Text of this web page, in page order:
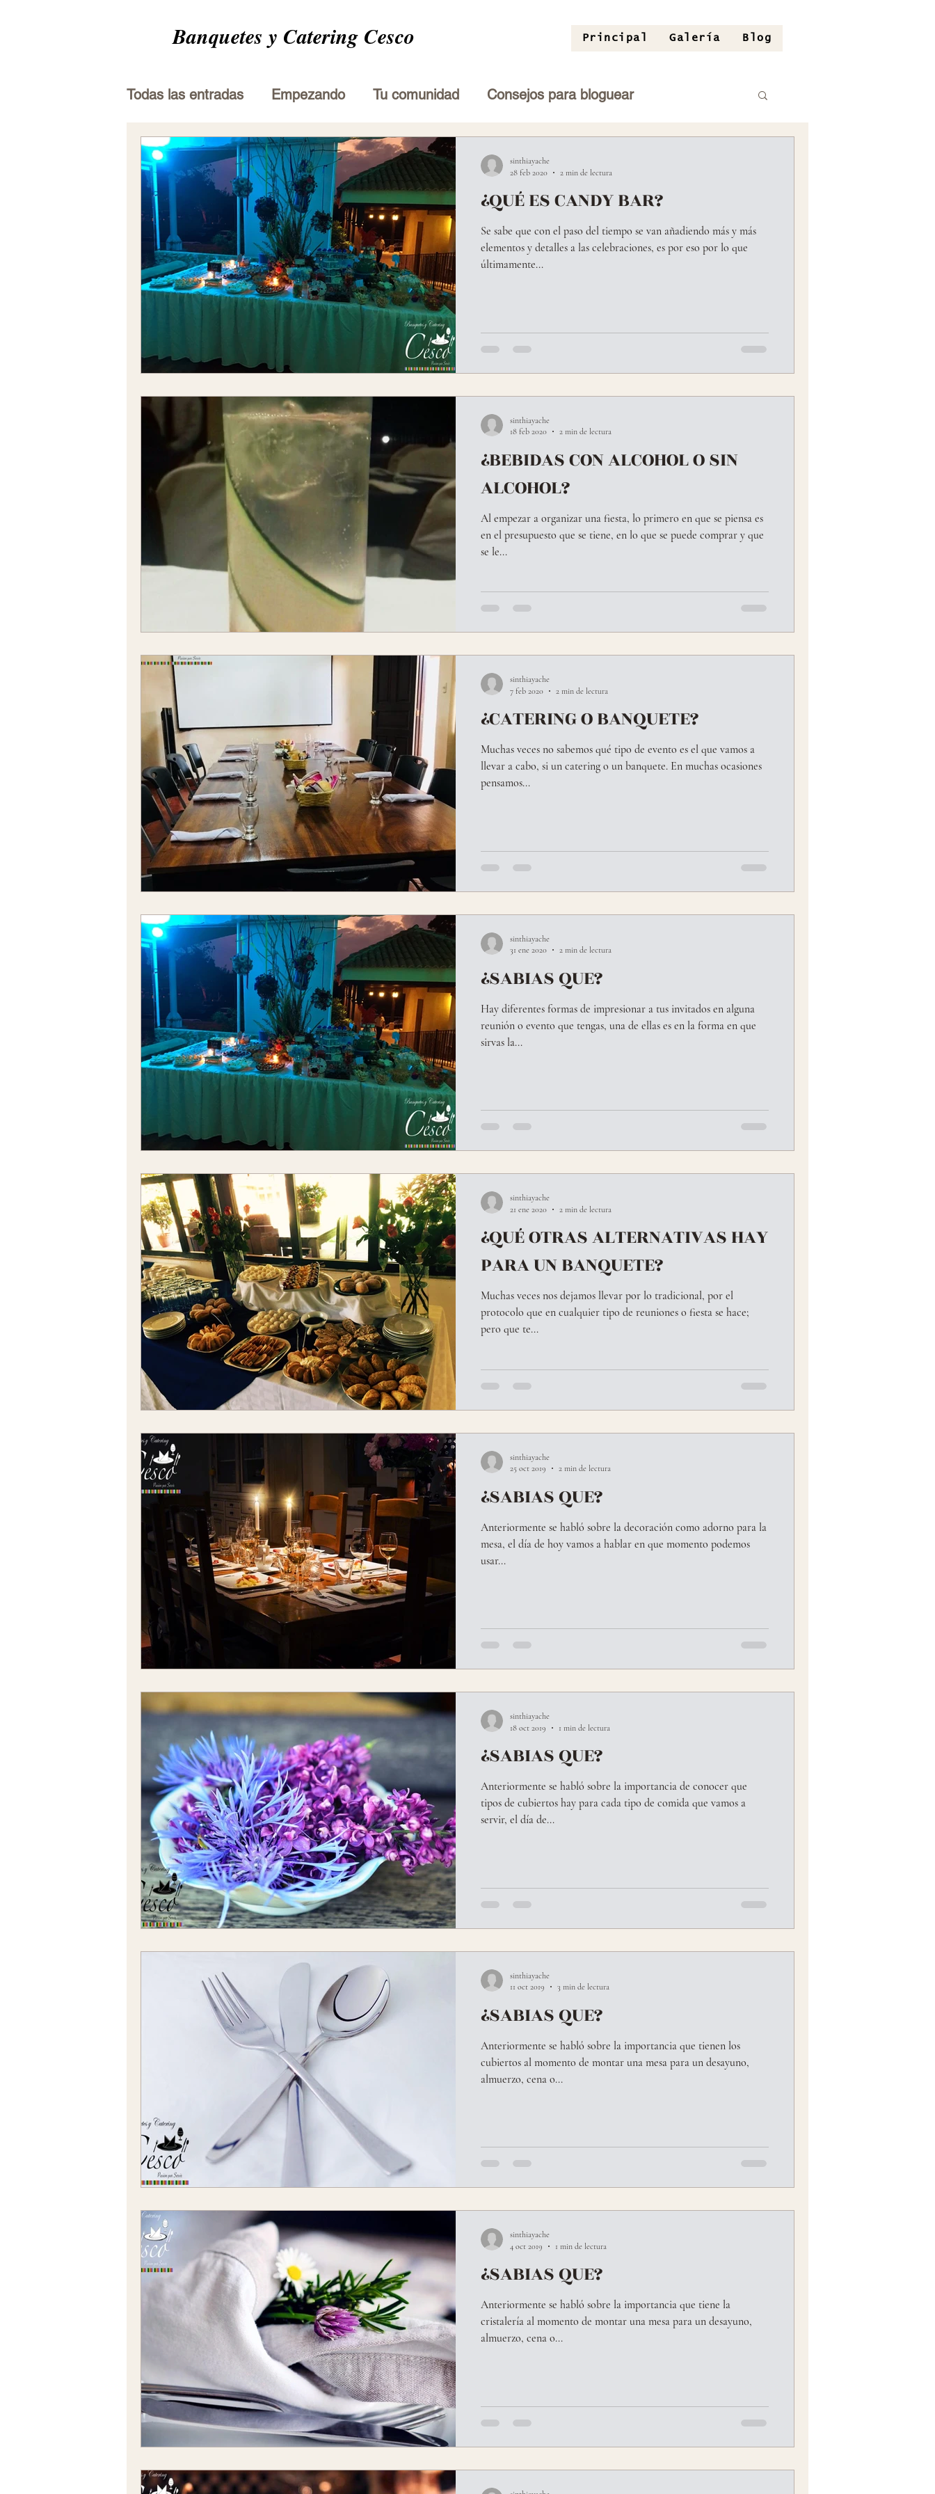
Banquetes y Catering Cesco Principal Galería Blog
Todas las entradas Empezando Tu comunidad Consejos para bloguear
¿QUÉ ES CANDY BAR?
Se sabe que con el paso del tiempo se van añadiendo más y más
elementos y detalles a las celebraciones, es por eso por lo que
últimamente...
sinthiayache
28 feb 2020
2 min de lectura
¿BEBIDAS CON ALCOHOL O SIN
ALCOHOL?
Al empezar a organizar una fiesta, lo primero en que se piensa es
en el presupuesto que se tiene, en lo que se puede comprar y que
se le...
sinthiayache
18 feb 2020
2 min de lectura
¿CATERING O BANQUETE?
Muchas veces no sabemos qué tipo de evento es el que vamos a
llevar a cabo, si un catering o un banquete. En muchas ocasiones
pensamos...
sinthiayache
7 feb 2020
2 min de lectura
¿SABIAS QUE?
Hay diferentes formas de impresionar a tus invitados en alguna
reunión o evento que tengas, una de ellas es en la forma en que
sirvas la...
sinthiayache
31 ene 2020
2 min de lectura
¿QUÉ OTRAS ALTERNATIVAS HAY
PARA UN BANQUETE?
Muchas veces nos dejamos llevar por lo tradicional, por el
protocolo que en cualquier tipo de reuniones o fiesta se hace;
pero que te...
sinthiayache
21 ene 2020
2 min de lectura
¿SABIAS QUE?
Anteriormente se habló sobre la decoración como adorno para la
mesa, el día de hoy vamos a hablar en que momento podemos
usar...
sinthiayache
25 oct 2019
2 min de lectura
¿SABIAS QUE?
Anteriormente se habló sobre la importancia de conocer que
tipos de cubiertos hay para cada tipo de comida que vamos a
servir, el día de...
sinthiayache
18 oct 2019
1 min de lectura
¿SABIAS QUE?
Anteriormente se habló sobre la importancia que tienen los
cubiertos al momento de montar una mesa para un desayuno,
almuerzo, cena o...
sinthiayache
11 oct 2019
3 min de lectura
¿SABIAS QUE?
Anteriormente se habló sobre la importancia que tiene la
cristalería al momento de montar una mesa para un desayuno,
almuerzo, cena o...
sinthiayache
4 oct 2019
1 min de lectura